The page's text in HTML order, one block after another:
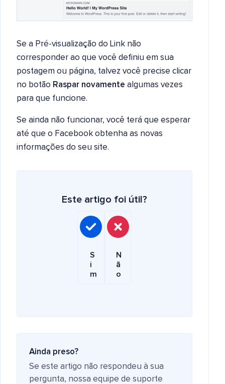
Se a Pré-visualização do Link não
corresponder ao que você definiu em sua
postagem ou página, talvez você precise clicar
no botão Raspar novamente algumas vezes
para que funcione.
Se ainda não funcionar, você terá que esperar
até que o Facebook obtenha as novas
informações do seu site.
Este artigo foi útil?
S
i
m
N
ã
o
Ainda preso?
Se este artigo não respondeu à sua
pergunta, nossa equipe de suporte